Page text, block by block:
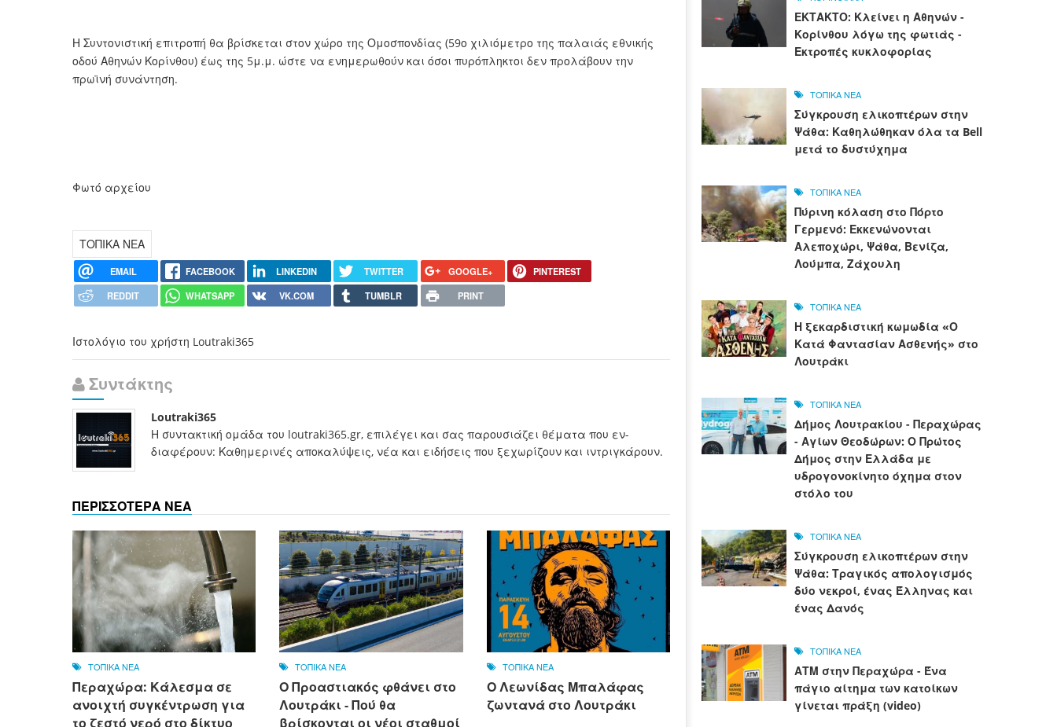
Η Συντονιστική επιτροπή θα βρίσκεται στον χώρο της Ομοσπονδίας (59ο χιλιόμετρο της παλαιάς εθνικής
οδού Αθηνών Κορίνθου) έως της 5μ.μ. ώστε να ενημερωθούν και όσοι πυρόπληκτοι δεν προλάβουν την
πρωϊνή συνάντηση.
Φωτό αρχείου
ΤΟΠΙΚΑ ΝΕΑ
EMAIL FACEBOOK LINKEDIN TWITTER GOOGLE+
PINTEREST
REDDIT
WHATSAPP VK.COM TUMBLR PRINT
Ιστολόγιο του χρήστη Loutraki365
Συντάκτης
Loutraki365
Η συντακτική ομάδα του loutraki365.gr, επιλέγει και σας παρουσιάζει θέματα που εν-
διαφέρουν: Καθημερινές αποκαλύψεις, νέα και ειδήσεις που ξεχωρίζουν και ιντριγκάρουν.
ΠΕΡΙΣΣΟΤΕΡΑ ΝΕΑ
ΤΟΠΙΚΑ ΝΕΑ
Περαχώρα: Κάλεσμα σε
ανοιχτή συγκέντρωση για
το ζεστό νερό στο δίκτυο
ΤΟΠΙΚΑ ΝΕΑ
Ο Προαστιακός φθάνει στο
Λουτράκι - Πού θα
βρίσκονται οι νέοι σταθμοί
ΤΟΠΙΚΑ ΝΕΑ
Ο Λεωνίδας Μπαλάφας
ζωντανά στο Λουτράκι
ΕΚΤΑΚΤΟ: Κλείνει η Αθηνών -
Κορίνθου λόγω της φωτιάς -
Εκτροπές κυκλοφορίας
ΤΟΠΙΚΑ ΝΕΑ
Σύγκρουση ελικοπτέρων στην
Ψάθα: Καθηλώθηκαν όλα τα Bell
μετά το δυστύχημα
ΤΟΠΙΚΑ ΝΕΑ
Πύρινη κόλαση στο Πόρτο
Γερμενό: Εκκενώνονται
Αλεποχώρι, Ψάθα, Βενίζα,
Λούμπα, Ζάχουλη
ΤΟΠΙΚΑ ΝΕΑ
Η ξεκαρδιστική κωμωδία «Ο
Κατά Φαντασίαν Ασθενής» στο
Λουτράκι
ΤΟΠΙΚΑ ΝΕΑ
Δήμος Λουτρακίου - Περαχώρας
- Αγίων Θεοδώρων: Ο Πρώτος
Δήμος στην Ελλάδα με
υδρογονοκίνητο όχημα στον
στόλο του
ΤΟΠΙΚΑ ΝΕΑ
Σύγκρουση ελικοπτέρων στην
Ψάθα: Τραγικός απολογισμός
δύο νεκροί, ένας Έλληνας και
ένας Δανός
ΤΟΠΙΚΑ ΝΕΑ
ΑΤΜ στην Περαχώρα - Ένα
πάγιο αίτημα των κατοίκων
γίνεται πράξη (video)